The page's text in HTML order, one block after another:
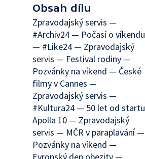
Obsah dílu
Zpravodajský servis —
#Archiv24 — Počasí o víkendu
— #Like24 — Zpravodajský
servis — Festival rodiny —
Pozvánky na víkend — České
filmy v Cannes —
Zpravodajský servis —
#Kultura24 — 50 let od startu
Apolla 10 — Zpravodajský
servis — MČR v paraplavání —
Pozvánky na víkend —